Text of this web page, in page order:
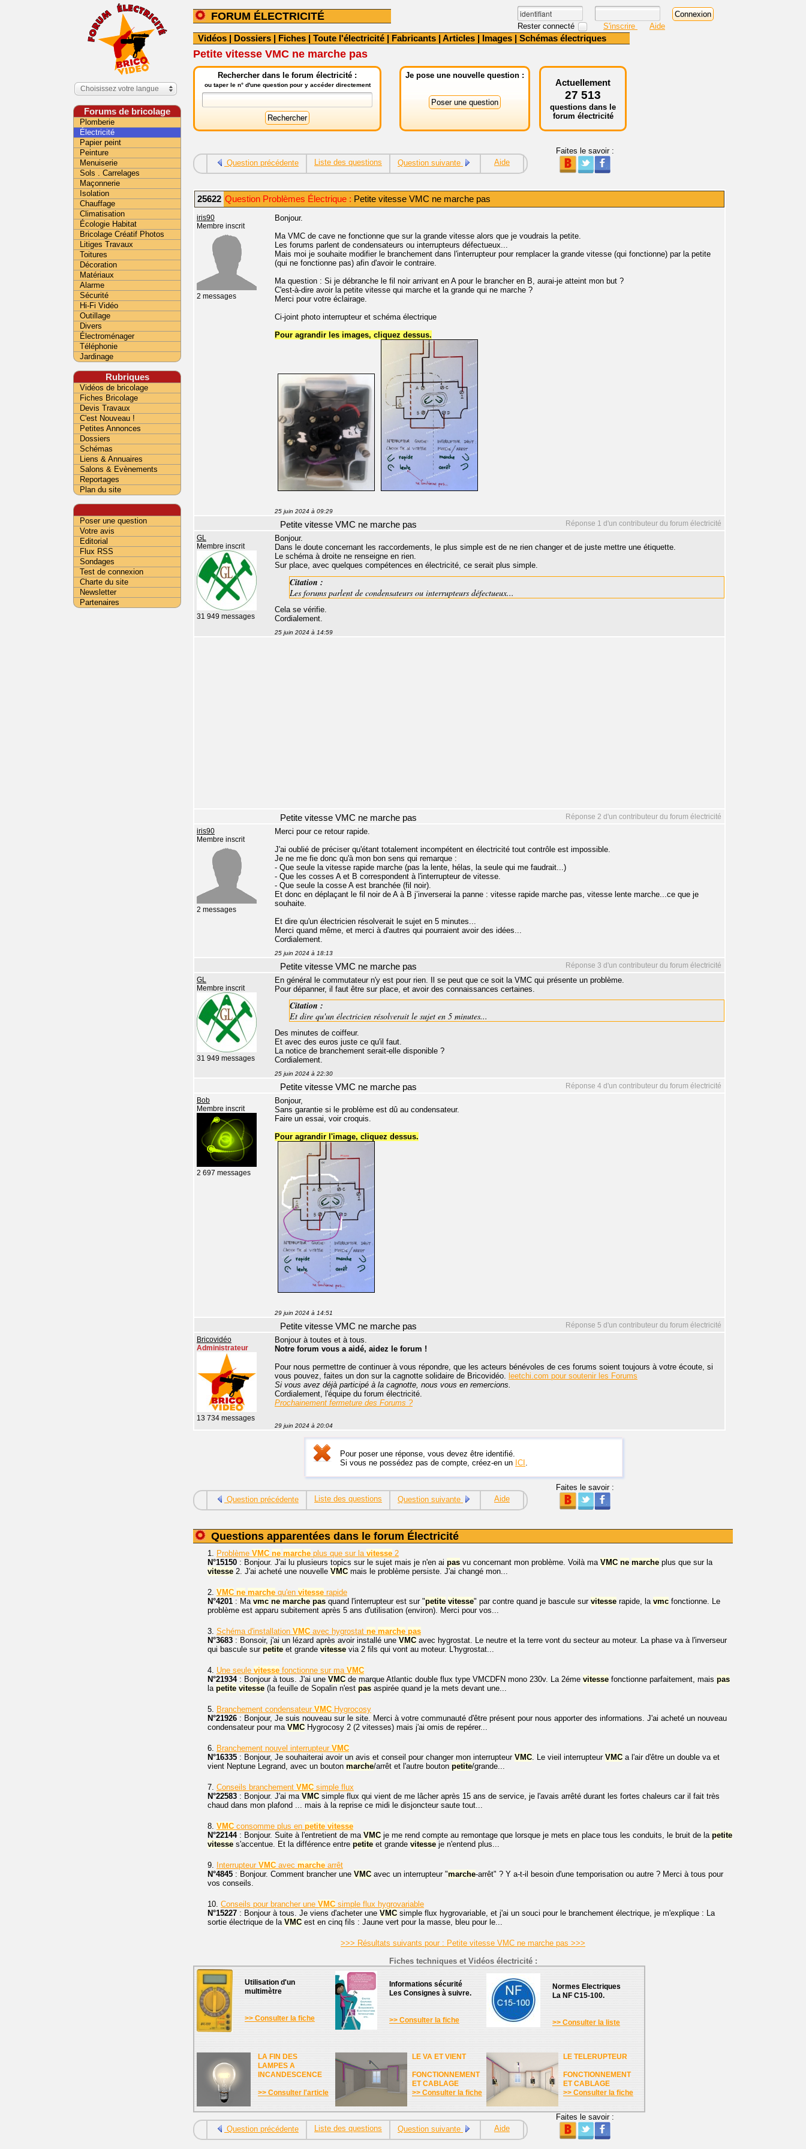
FORUM ÉLECTRICITÉ
Rester connecté S'inscrire Aide
Vidéos | Dossiers | Fiches | Toute l'électricité | Fabricants | Articles | Images | Schémas électriques
Petite vitesse VMC ne marche pas
Rechercher dans le forum électricité :
ou taper le n° d'une question pour y accéder directement
Je pose une nouvelle question :
Actuellement
27 513
questions dans le
forum électricité
Question précédente Liste des questions Question suivante Aide
Faites le savoir :
25622 Question Problèmes Électrique : Petite vitesse VMC ne marche pas
iris90
Membre inscrit
2 messages
Bonjour.
Ma VMC de cave ne fonctionne que sur la grande vitesse alors que je voudrais la petite.
Les forums parlent de condensateurs ou interrupteurs défectueux...
Mais moi je souhaite modifier le branchement dans l'interrupteur pour remplacer la grande vitesse (qui fonctionne) par la petite
(qui ne fonctionne pas) afin d'avoir le contraire.
Ma question : Si je débranche le fil noir arrivant en A pour le brancher en B, aurai-je atteint mon but ?
C'est-à-dire avoir la petite vitesse qui marche et la grande qui ne marche ?
Merci pour votre éclairage.
Ci-joint photo interrupteur et schéma électrique
Pour agrandir les images, cliquez dessus.
25 juin 2024 à 09:29
Réponse 1 d'un contributeur du forum électricité
Petite vitesse VMC ne marche pas
GL
Membre inscrit
31 949 messages
Bonjour.
Dans le doute concernant les raccordements, le plus simple est de ne rien changer et de juste mettre une étiquette.
Le schéma à droite ne renseigne en rien.
Sur place, avec quelques compétences en électricité, ce serait plus simple.
Citation :
Les forums parlent de condensateurs ou interrupteurs défectueux...
Cela se vérifie.
Cordialement.
25 juin 2024 à 14:59
Réponse 2 d'un contributeur du forum électricité
Petite vitesse VMC ne marche pas
iris90
Membre inscrit
2 messages
Merci pour ce retour rapide.
J'ai oublié de préciser qu'étant totalement incompétent en électricité tout contrôle est impossible.
Je ne me fie donc qu'à mon bon sens qui remarque :
- Que seule la vitesse rapide marche (pas la lente, hélas, la seule qui me faudrait...)
- Que les cosses A et B correspondent à l'interrupteur de vitesse.
- Que seule la cosse A est branchée (fil noir).
Et donc en déplaçant le fil noir de A à B j’inverserai la panne : vitesse rapide marche pas, vitesse lente marche...ce que je
souhaite.
Et dire qu'un électricien résolverait le sujet en 5 minutes...
Merci quand même, et merci à d'autres qui pourraient avoir des idées...
Cordialement.
25 juin 2024 à 18:13
Réponse 3 d'un contributeur du forum électricité
Petite vitesse VMC ne marche pas
GL
Membre inscrit
31 949 messages
En général le commutateur n'y est pour rien. Il se peut que ce soit la VMC qui présente un problème.
Pour dépanner, il faut être sur place, et avoir des connaissances certaines.
Citation :
Et dire qu'un électricien résolverait le sujet en 5 minutes...
Des minutes de coiffeur.
Et avec des euros juste ce qu'il faut.
La notice de branchement serait-elle disponible ?
Cordialement.
25 juin 2024 à 22:30
Réponse 4 d'un contributeur du forum électricité
Petite vitesse VMC ne marche pas
Bob
Membre inscrit
2 697 messages
Bonjour,
Sans garantie si le problème est dû au condensateur.
Faire un essai, voir croquis.
Pour agrandir l'image, cliquez dessus.
29 juin 2024 à 14:51
Réponse 5 d'un contributeur du forum électricité
Petite vitesse VMC ne marche pas
Bricovidéo
Administrateur
13 734 messages
Bonjour à toutes et à tous.
Notre forum vous a aidé, aidez le forum !
Pour nous permettre de continuer à vous répondre, que les acteurs bénévoles de ces forums soient toujours à votre écoute, si
vous pouvez, faites un don sur la cagnotte solidaire de Bricovidéo. leetchi.com pour soutenir les Forums
Si vous avez déjà participé à la cagnotte, nous vous en remercions.
Cordialement, l'équipe du forum électricité.
Prochainement fermeture des Forums ?
29 juin 2024 à 20:04
Pour poser une réponse, vous devez être identifié.
Si vous ne possédez pas de compte, créez-en un ICI .
Question précédente Liste des questions Question suivante Aide
Faites le savoir :
Questions apparentées dans le forum Électricité
1. Problème VMC ne marche plus que sur la vitesse 2
N°15150 : Bonjour. J'ai lu plusieurs topics sur le sujet mais je n'en ai pas vu concernant mon problème. Voilà ma VMC ne marche plus que sur la
vitesse 2. J'ai acheté une nouvelle VMC mais le problème persiste. J'ai changé mon...
2. VMC ne marche qu'en vitesse rapide
N°4201 : Ma vmc ne marche pas quand l'interrupteur est sur "petite vitesse" par contre quand je bascule sur vitesse rapide, la vmc fonctionne. Le
problème est apparu subitement après 5 ans d'utilisation (environ). Merci pour vos...
3. Schéma d'installation VMC avec hygrostat ne marche pas
N°3683 : Bonsoir, j'ai un lézard après avoir installé une VMC avec hygrostat. Le neutre et la terre vont du secteur au moteur. La phase va à l'inverseur
qui bascule sur petite et grande vitesse via 2 fils qui vont au moteur. L'hygrostat...
4. Une seule vitesse fonctionne sur ma VMC
N°21934: Bonjour à tous. J'ai une VMC de marque Atlantic double flux type VMCDFN mono 230v. La 2éme vitesse fonctionne parfaitement, mais pas
la petite vitesse (la feuille de Sopalin n'est pas aspirée quand je la mets devant une...
5. Branchement condensateur VMC Hygrocosy
N°21926 : Bonjour, Je suis nouveau sur le site. Merci à votre communauté d'être présent pour nous apporter des informations. J'ai acheté un nouveau
condensateur pour ma VMC Hygrocosy 2 (2 vitesses) mais j'ai omis de repérer...
6. Branchement nouvel interrupteur VMC
N°16335 : Bonjour, Je souhaiterai avoir un avis et conseil pour changer mon interrupteur VMC. Le vieil interrupteur VMC a l'air d'être un double va et
vient Neptune Legrand, avec un bouton marche/arrêt et l'autre bouton petite/grande...
7. Conseils branchement VMC simple flux
N°22583 : Bonjour. J'ai ma VMC simple flux qui vient de me lâcher après 15 ans de service, je l'avais arrêté durant les fortes chaleurs car il fait très
chaud dans mon plafond ... mais à la reprise ce midi le disjoncteur saute tout...
8. VMC consomme plus en petite vitesse
N°22144: Bonjour. Suite à l'entretient de ma VMC je me rend compte au remontage que lorsque je mets en place tous les conduits, le bruit de la petite
vitesse s'accentue. Et la différence entre petite et grande vitesse je n'entend plus...
9. Interrupteur VMC avec marche arrêt
N°4845 : Bonjour. Comment brancher une VMC avec un interrupteur "marche-arrêt" ? Y a-t-il besoin d'une temporisation ou autre ? Merci à tous pour
vos conseils.
10. Conseils pour brancher une VMC simple flux hygrovariable
N°15227 : Bonjour à tous. Je viens d'acheter une VMC simple flux hygrovariable, et j'ai un souci pour le branchement électrique, je m'explique : La
sortie électrique de la VMC est en cinq fils : Jaune vert pour la masse, bleu pour le...
>>> Résultats suivants pour : Petite vitesse VMC ne marche pas >>>
Fiches techniques et Vidéos électricité :
Utilisation d'un
multimètre
>> Consulter la fiche
Informations sécurité
Les Consignes à suivre.
>> Consulter la fiche
Normes Electriques
La NF C15-100.
>> Consulter la liste
LA FIN DES
LAMPES A
INCANDESCENCE
>> Consulter l'article
LE VA ET VIENT
FONCTIONNEMENT
ET CABLAGE
>> Consulter la fiche
LE TELERUPTEUR
FONCTIONNEMENT
ET CABLAGE
>> Consulter la fiche
Question précédente Liste des questions Question suivante Aide
Faites le savoir :
Choisissez votre langue
Forums de bricolage
Plomberie
Électricité
Papier peint
Peinture
Menuiserie
Sols . Carrelages
Maçonnerie
Isolation
Chauffage
Climatisation
Écologie Habitat
Bricolage Créatif Photos
Litiges Travaux
Toitures
Décoration
Matériaux
Alarme
Sécurité
Hi-Fi Vidéo
Outillage
Divers
Électroménager
Téléphonie
Jardinage
Rubriques
Vidéos de bricolage
Fiches Bricolage
Devis Travaux
C'est Nouveau !
Petites Annonces
Dossiers
Schémas
Liens & Annuaires
Salons & Evènements
Reportages
Plan du site
Poser une question
Votre avis
Editorial
Flux RSS
Sondages
Test de connexion
Charte du site
Newsletter
Partenaires